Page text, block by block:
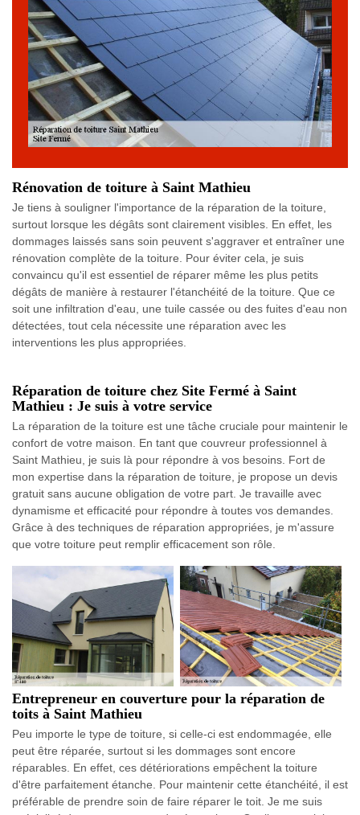
Rénovation de toiture à Saint Mathieu
Je tiens à souligner l'importance de la réparation de la toiture,
surtout lorsque les dégâts sont clairement visibles. En effet, les
dommages laissés sans soin peuvent s'aggraver et entraîner une
rénovation complète de la toiture. Pour éviter cela, je suis
convaincu qu'il est essentiel de réparer même les plus petits
dégâts de manière à restaurer l'étanchéité de la toiture. Que ce
soit une infiltration d'eau, une tuile cassée ou des fuites d'eau non
détectées, tout cela nécessite une réparation avec les
interventions les plus appropriées.
Réparation de toiture chez Site Fermé à Saint
Mathieu : Je suis à votre service
La réparation de la toiture est une tâche cruciale pour maintenir le
confort de votre maison. En tant que couvreur professionnel à
Saint Mathieu, je suis là pour répondre à vos besoins. Fort de
mon expertise dans la réparation de toiture, je propose un devis
gratuit sans aucune obligation de votre part. Je travaille avec
dynamisme et efficacité pour répondre à toutes vos demandes.
Grâce à des techniques de réparation appropriées, je m'assure
que votre toiture peut remplir efficacement son rôle.
Entrepreneur en couverture pour la réparation de
toits à Saint Mathieu
Peu importe le type de toiture, si celle-ci est endommagée, elle
peut être réparée, surtout si les dommages sont encore
réparables. En effet, ces détériorations empêchent la toiture
d'être parfaitement étanche. Pour maintenir cette étanchéité, il est
préférable de prendre soin de faire réparer le toit. Je me suis